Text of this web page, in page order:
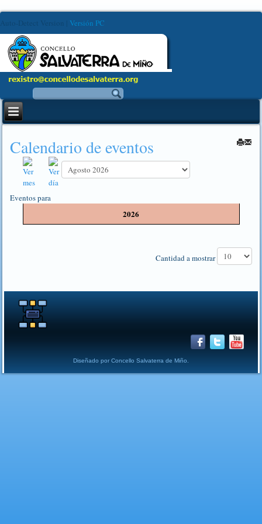
Auto-Detect Version Versión PC
Calendario de eventos
Eventos para
2026
Cantidad a mostrar
Diseñado por Concello Salvaterra de Miño.